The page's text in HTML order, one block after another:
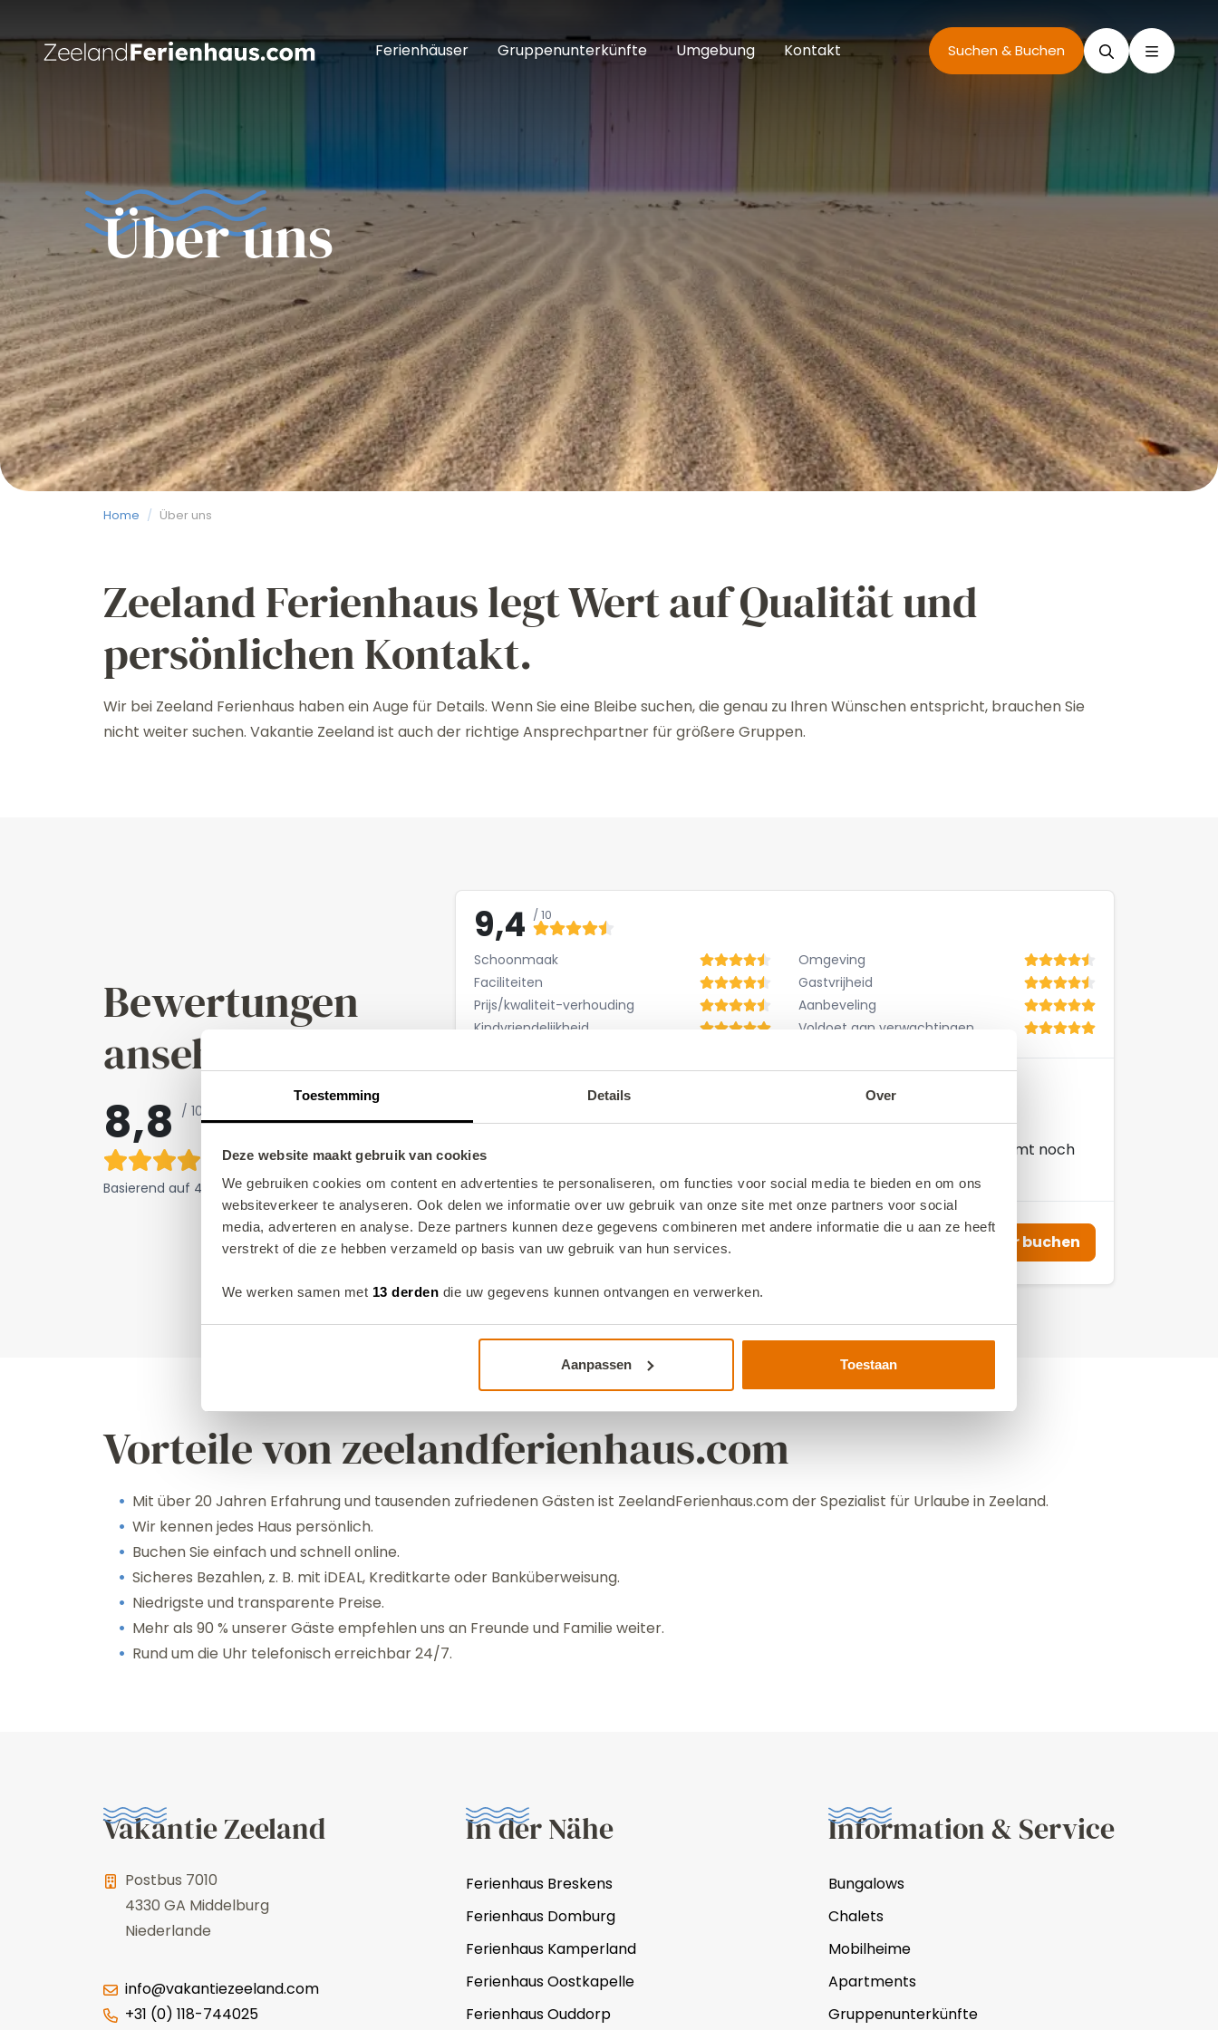
Toestemming Details Over
Deze website maakt gebruik van cookies
We gebruiken cookies om content en advertenties te personaliseren, om functies voor social media te bieden en om ons
websiteverkeer te analyseren. Ook delen we informatie over uw gebruik van onze site met onze partners voor social
media, adverteren en analyse. Deze partners kunnen deze gegevens combineren met andere informatie die u aan ze heeft
verstrekt of die ze hebben verzameld op basis van uw gebruik van hun services.
We werken samen met 13 derden die uw gegevens kunnen ontvangen en verwerken.
Aanpassen Toestaan
Ferienhäuser Gruppenunterkünfte Umgebung Kontakt Suchen & Buchen Suchen
Über uns
Home / Über uns
Zeeland Ferienhaus legt Wert auf Qualität und
persönlichen Kontakt.
Wir bei Zeeland Ferienhaus haben ein Auge für Details. Wenn Sie eine Bleibe suchen, die genau zu Ihren Wünschen entspricht, brauchen Sie
nicht weiter suchen. Vakantie Zeeland ist auch der richtige Ansprechpartner für größere Gruppen.
Bewertungen
ansehen
8,8 / 10
Basierend auf 4517 Bewertungen
9,4 / 10
Schoonmaak
Omgeving
Faciliteiten
Gastvrijheid
Prijs/kwaliteit-verhouding
Aanbeveling
Kindvriendelijkheid
Voldoet aan verwachtingen
28.08.2022
Es war ein rundum schöner Urlaub. Das Ferienhaus ist sehr gut und modern
ausgestattet und die Vermieter sind sehr gastfreundlich. Wir werden bestimmt noch
VZ757 Luxus-Ferienhaus in Ouddorp
Ouddorp
Hier buchen
Vorteile von zeelandferienhaus.com
Mit über 20 Jahren Erfahrung und tausenden zufriedenen Gästen ist ZeelandFerienhaus.com der Spezialist für Urlaube in Zeeland.
Wir kennen jedes Haus persönlich.
Buchen Sie einfach und schnell online.
Sicheres Bezahlen, z. B. mit iDEAL, Kreditkarte oder Banküberweisung.
Niedrigste und transparente Preise.
Mehr als 90 % unserer Gäste empfehlen uns an Freunde und Familie weiter.
Rund um die Uhr telefonisch erreichbar 24/7.
Vakantie Zeeland
Postbus 7010
4330 GA Middelburg
Niederlande
info@vakantiezeeland.com
+31 (0) 118-744025
In der Nähe
Ferienhaus Breskens
Ferienhaus Domburg
Ferienhaus Kamperland
Ferienhaus Oostkapelle
Ferienhaus Ouddorp
Information & Service
Bungalows
Chalets
Mobilheime
Apartments
Gruppenunterkünfte